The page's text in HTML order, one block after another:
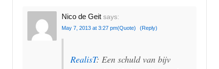
Nico de Geit says:
May 7, 2013 at 3:27 pm(Quote) (Reply)
RealisT: Een schuld van bijv